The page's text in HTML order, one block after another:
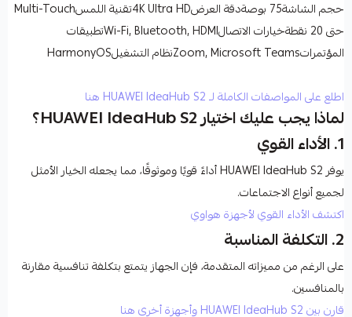
حجم الشاشة75 بوصةدقة العرض4K Ultra HDتقنية اللمسMulti-Touch
حتى 20 نقطةخيارات الاتصالWi-Fi, Bluetooth, HDMIتطبيقات
المؤتمراتZoom, Microsoft Teamsنظام التشغيلHarmonyOS
اطلع على المواصفات الكاملة لـ HUAWEI IdeaHub S2 هنا
لماذا يجب عليك اختيار HUAWEI IdeaHub S2؟
1. الأداء القوي
يوفرHUAWEI IdeaHub S2أداءً قويًا وموثوقًا، مما يجعله الخيار الأمثل
لجميع أنواع الاجتماعات.
اكتشف الأداء القوي لأجهزة هواوي
2. التكلفة المناسبة
على الرغم من مميزاته المتقدمة، فإن الجهاز يتمتع بتكلفة تنافسية مقارنة
بالمنافسين.
قارن بين HUAWEI IdeaHub S2 وأجهزة أخرى هنا